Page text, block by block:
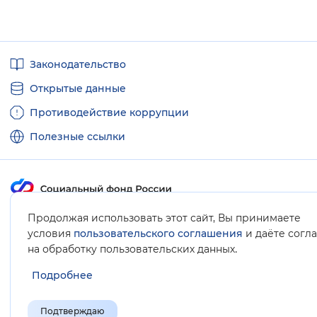
Продолжая использовать этот сайт, Вы принимаете
условия пользовательского соглашения и даёте
на обработку пользовательских данных.
Подробнее
Подтверждаю
ссылкиЗаконодательство
Открытые данные
Противодействие коррупции
Полезные ссылки
Карта сайта